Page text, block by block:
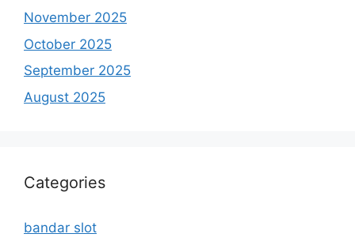
November 2025
October 2025
September 2025
August 2025
Categories
bandar slot